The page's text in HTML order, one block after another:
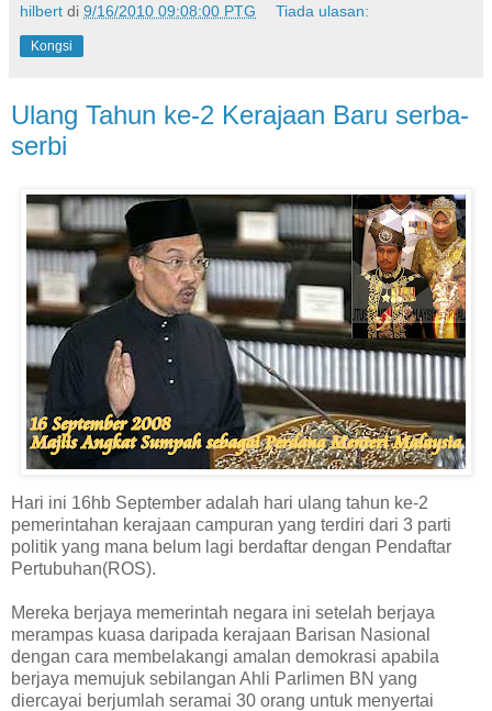
hilbert di 9/16/2010 09:08:00 PTG Tiada ulasan:
Kongsi
Ulang Tahun ke-2 Kerajaan Baru serba-
serbi
Hari ini 16hb September adalah hari ulang tahun ke-2
pemerintahan kerajaan campuran yang terdiri dari 3 parti
politik yang mana belum lagi berdaftar dengan Pendaftar
Pertubuhan(ROS).
Mereka berjaya memerintah negara ini setelah berjaya
merampas kuasa daripada kerajaan Barisan Nasional
dengan cara membelakangi amalan demokrasi apabila
berjaya memujuk sebilangan Ahli Parlimen BN yang
diercayai berjumlah seramai 30 orang untuk menyertai